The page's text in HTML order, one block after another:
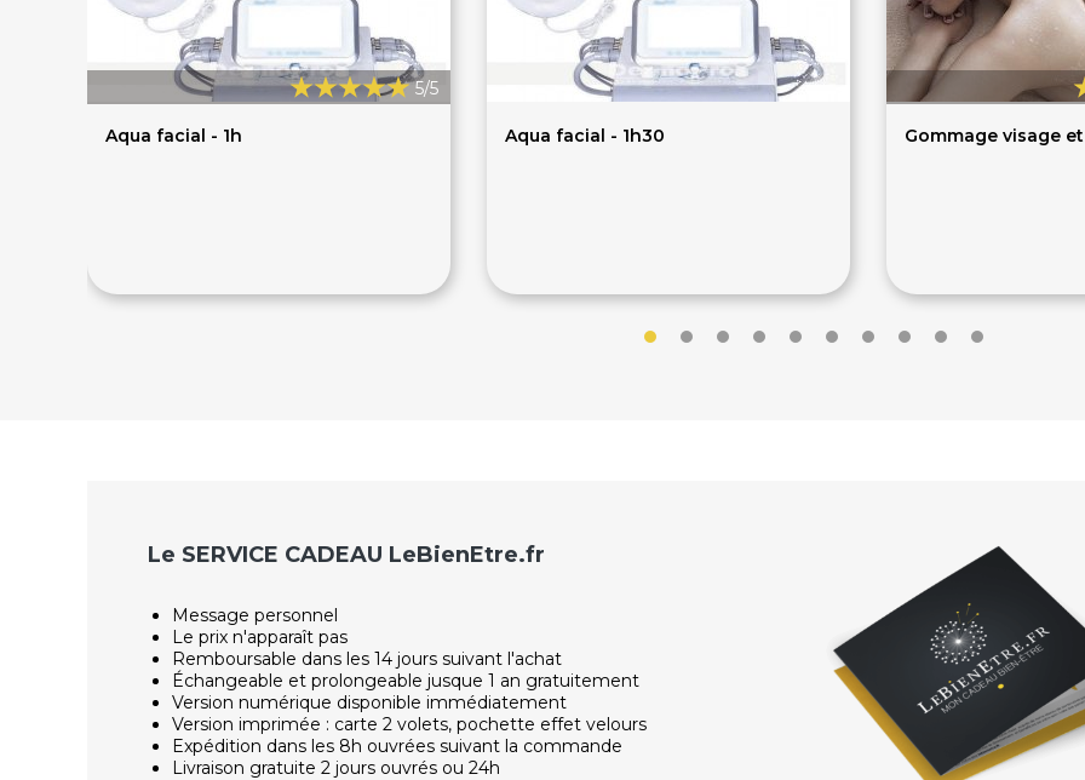
5/5
Aqua facial - 1h Aqua facial - 1h30 Gommage visage
Le SERVICE CADEAU LeBienEtre.fr
Message personnel
Le prix n'apparaît pas
Remboursable dans les 14 jours suivant l'achat
Échangeable et prolongeable jusque 1 an gratuitement
Version numérique disponible immédiatement
Version imprimée : carte 2 volets, pochette effet velours
Expédition dans les 8h ouvrées suivant la commande
Livraison gratuite 2 jours ouvrés ou 24h